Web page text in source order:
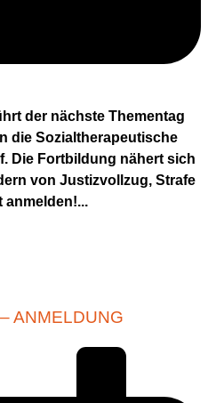
der nächste Thementag
die Sozialtherapeutische
Die Fortbildung nähert sich
von Justizvollzug, Strafe
anmelden!...
ANMELDUNG